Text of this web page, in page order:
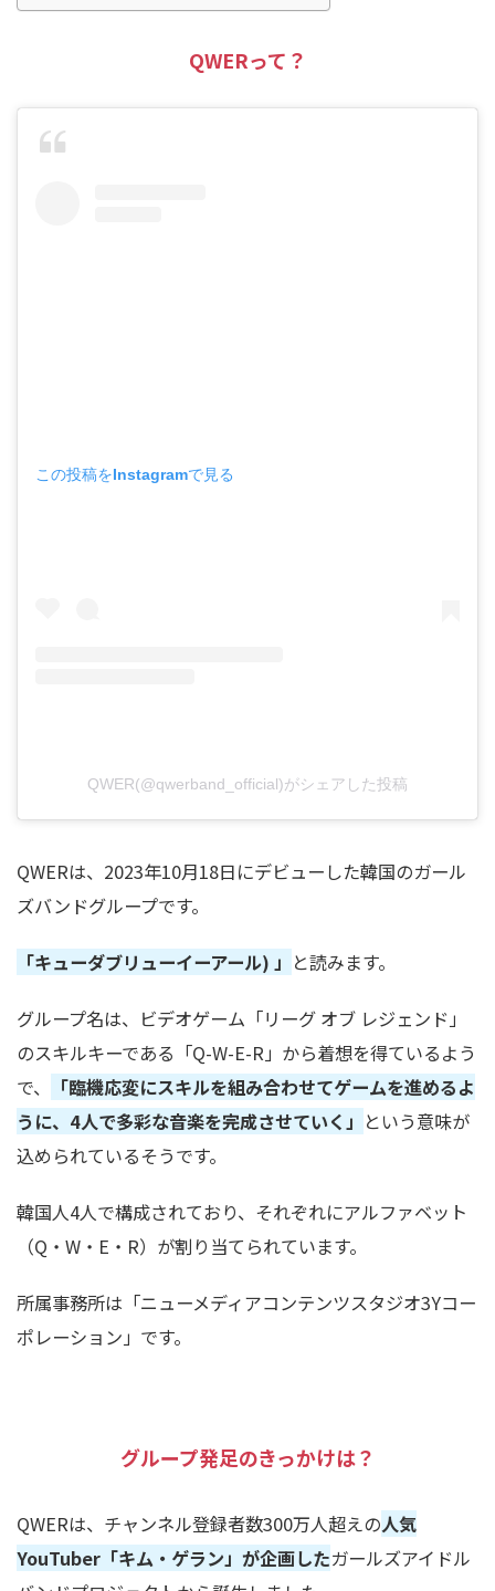
QWERって？
この投稿をInstagramで見る
QWER(@qwerband_official)がシェアした投稿
QWERは、 2023年10月18日にデビューした韓国のガール
ズバンドグループです。
「キューダブリューイーアール) 」 と読みます。
グループ名は、ビデオゲーム「リーグ オブ レジェンド」
のスキルキーである「Q-W-E-R 」から着想を得ているよう
で、
「臨機応変にスキルを組み合わせてゲームを進めるよ
うに、 4人で多彩な音楽を完成させていく」 という意味が
込められているそうです。
韓国人4人で構成されており、それぞれにアルファベット
（Q ・ W ・ E ・ R）が割り当てられています。
所属事務所は「ニューメディアコンテンツスタジオ3Yコー
ポレーション」です。
グループ発足のきっかけは？
QWERは、チャンネル登録者数300万人超えの人気
YouTuber 「キム・ゲラン」が企画したガールズアイドル